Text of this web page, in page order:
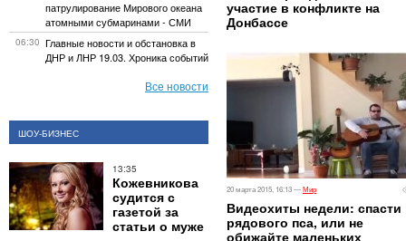
участие в конфликте на
Донбассе
20 марта 2015, 16:13 —Мир
Видеохиты недели: спасти
рядового пса, или не
обижайте маленьких
патрулирование Мирового океана
атомными субмаринами - СМИ
06:30 Главные новости и обстановка в
ДНР и ЛНР 19.03. Хроника событий
Все новости
ШОУ-БИЗНЕС
13:35
Кожевникова
судится с
газетой за
статьи о муже